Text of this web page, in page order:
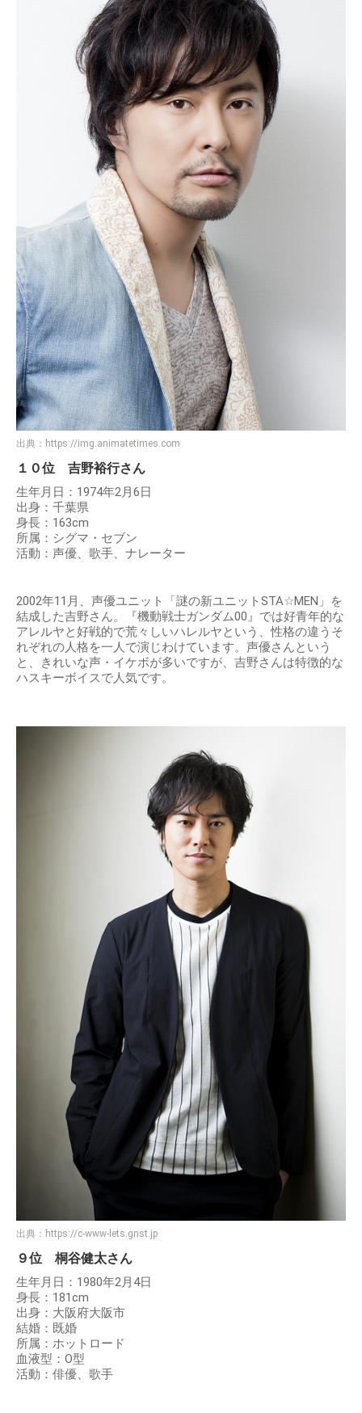
出典： https://img.animatetimes.com
１０位 吉野裕行さん
生年月日：1974年2月6日
出身：千葉県
身長：163cm
所属：シグマ・セブン
活動：声優、歌手、ナレーター
2002年11月、声優ユニット「謎の新ユニットSTA☆MEN」を
結成した吉野さん。『機動戦士ガンダム00』では好青年的な
アレルヤと好戦的で荒々しいハレルヤという、性格の違うそ
れぞれの人格を一人で演じわけています。声優さんという
と、きれいな声・イケボが多いですが、吉野さんは特徴的な
ハスキーボイスで人気です。
出典： https://c-www-lets.gnst.jp
９位 桐谷健太さん
生年月日：1980年2月4日
身長：181cm
出身：大阪府大阪市
結婚：既婚
所属：ホットロード
血液型：O型
活動：俳優、歌手